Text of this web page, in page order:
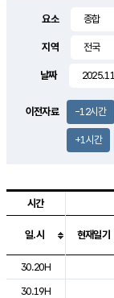
요소
지역
날짜
이전자료 -12시간
+1시간
도시별 기상실황표
시간
일.시 현재일기
30.20H
30.19H